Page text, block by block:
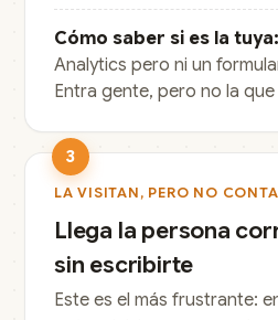
Cómo saber si es la tuya:
Analytics pero ni un
Entra gente, pero no la
3
LA VISITAN, PERO NO
Llega la persona
sin escribirte
Este es el más frustrante: